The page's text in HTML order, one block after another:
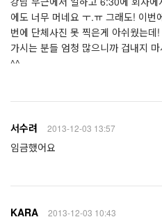
에도 너무 머네요 ㅜ.ㅠ 그래도! 이번
번에 단체사진 못 찍은게 아쉬웠는
가시는 분들 엄청 많으니까 겁내지
^^
서수려 2013-12-03 13:57
임금했어요
KARA 2013-12-03 10:43